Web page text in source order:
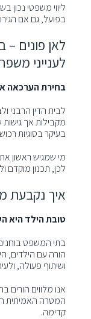
ליווי משפטי
בפועל, גם אם
לאן פונים –
לענייני
בחירת הערכאה
לבית הדין הרבני
מקבילות אך גישות
בעיקר בסוגיות
מי שמגיש ראשון
לכן, תכנון מוקדם
איך נקבעת
טובת הילד היא
בתי המשפט
הורה עם הילדים,
ושיתוף פעולה,
אנו מלווים
המטרה האמיתית
קדימה.